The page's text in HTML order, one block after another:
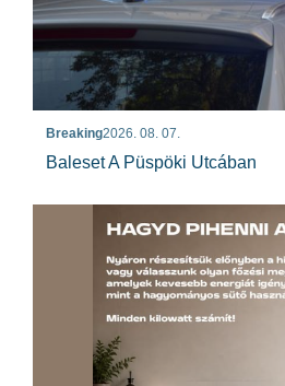
Breaking2026. 08. 07.
Baleset A Püspöki Utcában